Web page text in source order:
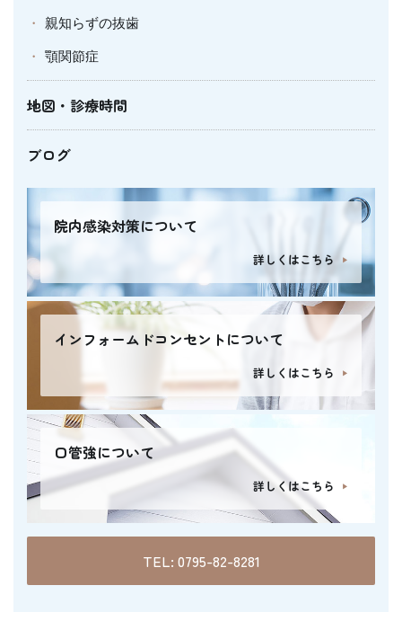
親知らずの抜歯
顎関節症
地図・診療時間
ブログ
院内感染対策について
詳しくはこちら
インフォームドコンセントについて
詳しくはこちら
口管強について
詳しくはこちら
TEL: 0795-82-8281